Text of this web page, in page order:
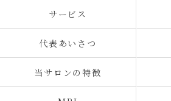
サービス
代表あいさつ
当サロンの特徴